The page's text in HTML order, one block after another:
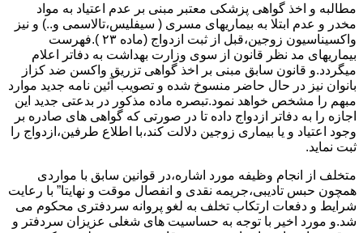
مطالبه و اخذ گواهی پزشکی معتبر مبنی بر عدم اعتیاد به مواد
مخدر و عدم ابتلا به بیماریهای مسری ( سیفلیس،تالاسمی و..) و نیز
واکسیناسیون زوجین،قبل از ثبت ازدواج (ماده ۲۳ ).فهرست
بیماریهای مد نظر قانون از سوی وزارت بهداشت به دفاتر اعلام
میگردد.و قانون سابق مبنی بر اخذ گواهی تزریق واکسن ضد کزاز
بانوان نیز در حال حاضر منسوخ شده و تصویب آئین نامه جدید موارد
مبهم را مشخص خواهد نمود.تبصره ماده مذکور در بدعتی جدید این
اجازه را به دفاتر ازدواج داده تا در صورتی که گواهی های صادره بر
وجود اعتیاد و یا بیماری زوجین دلالت کند،با اطلاع طرفین،ازدواج را
ثبت نماید.
متخلف از انجام وظیفه مورد اشاره،در قوانین سابق با مواردی
همچون حبس تادیبی،جریمه نقدی و انفصال موقت و نهایتا” با رعایت
شرایط و دفعات ارتکاب تخلف به لغو پروانه سردفتری محکوم می
شد.و مورد اخیر با توجه به حساسیت های شغلی عزیزان سردفتر و